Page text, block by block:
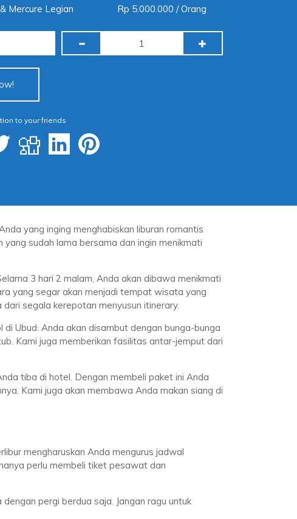
Mercure Legian
Rp 5.000.000 / Orang
to your friends
yang inging menghabiskan liburan romantis
sudah lama bersama dan ingin menikmati
3 hari 2 malam, Anda akan dibawa menikmati
yang segar akan menjadi tempat wisata yang
segala kerepotan menyusun itinerary.
Ubud. Anda akan disambut dengan bunga-bunga
Kami juga memberikan fasilitas antar-jemput dari
tiba di hotel. Dengan membeli paket ini Anda
Kami juga akan membawa Anda makan siang di
mengharuskan Anda mengurus jadwal
perlu membeli tiket pesawat dan
pergi berdua saja. Jangan ragu untuk